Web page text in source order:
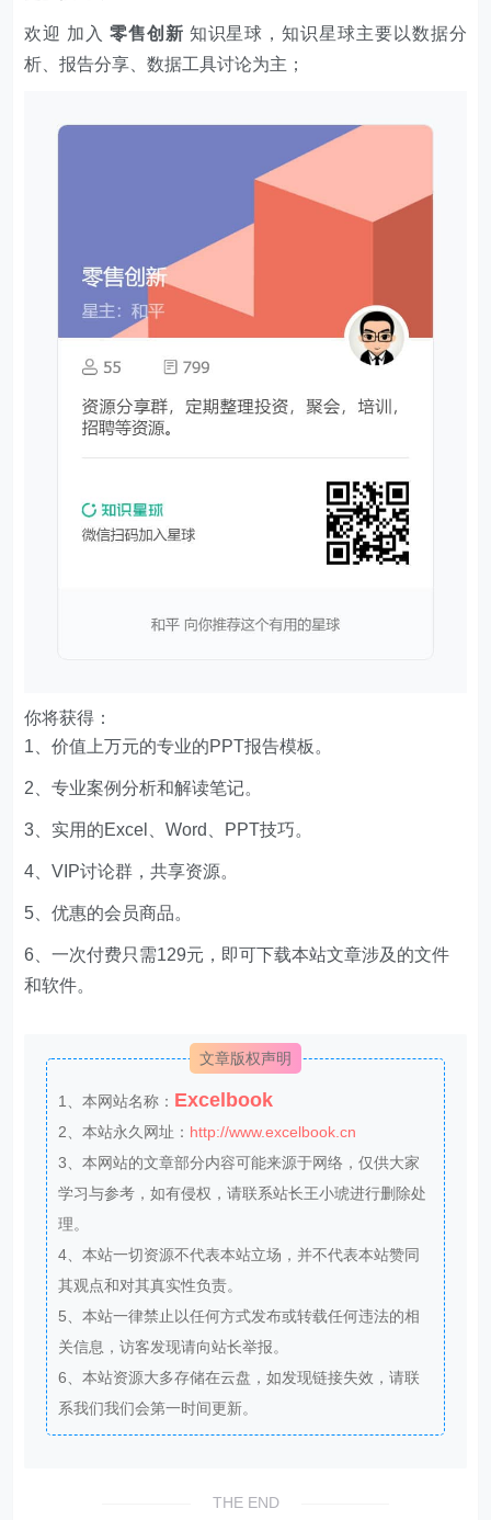
欢迎 加入 零售创新 知识星球，知识星球主要以数据分
析、报告分享、数据工具讨论为主；
你将获得：
1、价值上万元的专业的PPT报告模板。
2、专业案例分析和解读笔记。
3、实用的Excel、Word、PPT技巧。
4、VIP讨论群，共享资源。
5、优惠的会员商品。
6、一次付费只需129元，即可下载本站文章涉及的文件
和软件。
文章版权声明
1、本网站名称： Excelbook
2、本站永久网址： http://www.excelbook.cn
3、本网站的文章部分内容可能来源于网络，仅供大家
学习与参考，如有侵权，请联系站长王小琥进行删除处
理。
4、本站一切资源不代表本站立场，并不代表本站赞同
其观点和对其真实性负责。
5、本站一律禁止以任何方式发布或转载任何违法的相
关信息，访客发现请向站长举报。
6、本站资源大多存储在云盘，如发现链接失效，请联
系我们我们会第一时间更新。
THE END